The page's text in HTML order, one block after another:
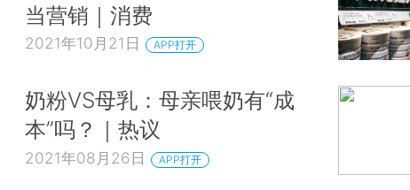
当营销｜消费
2021年10月21日 APP打开
奶粉VS母乳：母亲喂奶有“成
本”吗？｜热议
2021年08月26日 APP打开